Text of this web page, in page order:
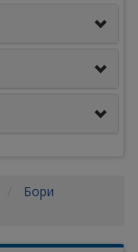
Бори